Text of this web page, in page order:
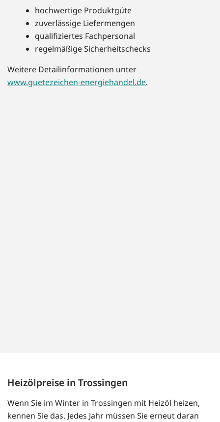
hochwertige Produktgüte
zuverlässige Liefermengen
qualifiziertes Fachpersonal
regelmäßige Sicherheitschecks
Weitere Detailinformationen unter
www.guetezeichen-energiehandel.de.
Heizölpreise in Trossingen
Wenn Sie im Winter in Trossingen mit Heizöl heizen,
kennen Sie das. Jedes Jahr müssen Sie erneut daran